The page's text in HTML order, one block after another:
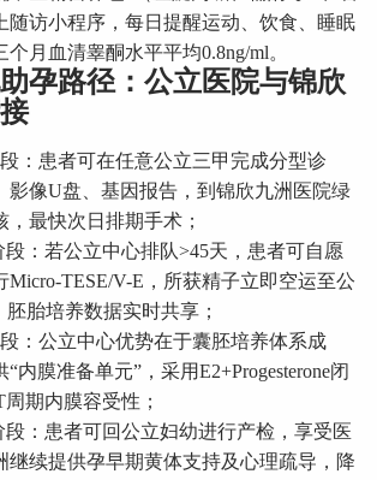
随访小程序，每日提醒运动、饮食、睡眠
月血清睾酮水平平均0.8ng/ml。
孕路径：公立医院与锦欣
段：患者可在任意公立三甲完成分型诊
影像U盘、基因报告，到锦欣九洲医院绿
最快次日排期手术；
段：若公立中心排队>45天，患者可自愿
Micro-TESE/V-E，所获精子立即空运至公
胎培养数据实时共享；
段：公立中心优势在于囊胚培养体系成
内膜准备单元”，采用E2+Progesterone闭
期内膜容受性；
段：患者可回公立妇幼进行产检，享受医
继续提供孕早期黄体支持及心理疏导，降